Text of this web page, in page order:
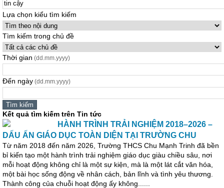
Lựa chọn kiểu tìm kiếm
Tìm kiếm trong chủ đề
Thời gian (dd.mm.yyyy)
Đến ngày (dd.mm.yyyy)
Kết quả tìm kiếm trên Tin tức
HÀNH TRÌNH TRẢI NGHIỆM 2018–2026 –
DẤU ẤN GIÁO DỤC TOÀN DIỆN TẠI TRƯỜNG CHU
Từ năm 2018 đến năm 2026, Trường THCS Chu Mạnh Trinh đã bền
bỉ kiến tạo một hành trình trải nghiệm giáo dục giàu chiều sâu, nơi
mỗi hoạt động không chỉ là một sự kiện, mà là một lát cắt văn hóa,
một bài học sống động về nhân cách, bản lĩnh và tình yêu thương.
Thành công của chuỗi hoạt động ấy không......